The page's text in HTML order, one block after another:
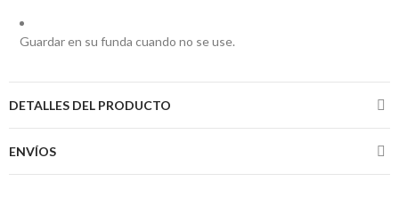
Guardar en su funda cuando no se use.
DETALLES DEL PRODUCTO
ENVÍOS